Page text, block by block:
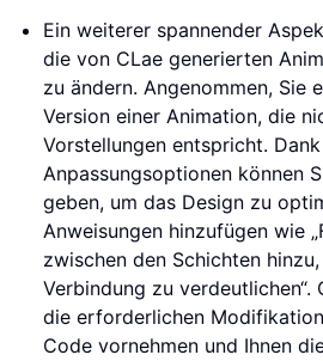
Ein weiterer spannender
die von CLae generierten
zu ändern. Angenommen, Sie
Version einer Animation, die
Vorstellungen entspricht.
Anpassungsoptionen können
geben, um das Design zu
Anweisungen hinzufügen wie
zwischen den Schichten
Verbindung zu verdeutlichen“.
die erforderlichen
Code vornehmen und Ihnen